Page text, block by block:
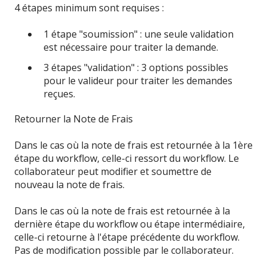
4 étapes minimum sont requises :
1 étape "soumission" : une seule validation
est nécessaire pour traiter la demande.
3 étapes "validation" : 3 options possibles
pour le valideur pour traiter les demandes
reçues.
Retourner la Note de Frais
Dans le cas où la note de frais est retournée à la 1ère
étape du workflow, celle-ci ressort du workflow. Le
collaborateur peut modifier et soumettre de
nouveau la note de frais.
Dans le cas où la note de frais est retournée à la
dernière étape du workflow ou étape intermédiaire,
celle-ci retourne à l'étape précédente du workflow.
Pas de modification possible par le collaborateur.